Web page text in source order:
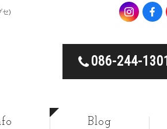
セ)
086-244-1301
Blog